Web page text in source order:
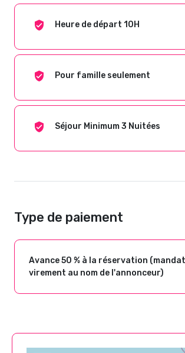
Heure de départ 10H
Pour famille seulement
Séjour Minimum 3 Nuitées
Type de paiement
Avance 50 % à la réservation
virement au nom de l'annonceur)